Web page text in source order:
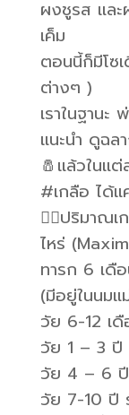
ผงชูรส แล
เค็ม
ตอนนี้ก็มีโซ
ต่างๆ )
เราในฐานะ
แนะนำ ดูฉล
🧂แล้วในแต่
#เกลือ ได้แ
👩‍⚕️ปริมาณเ
ไหร่
ทารก 6 เดื
(มีอยู่ในนมแ
วัย 6-12 เดื
วัย 1 – 3 ปี
วัย 4 – 6 ปี
วัย 7-10 ปี